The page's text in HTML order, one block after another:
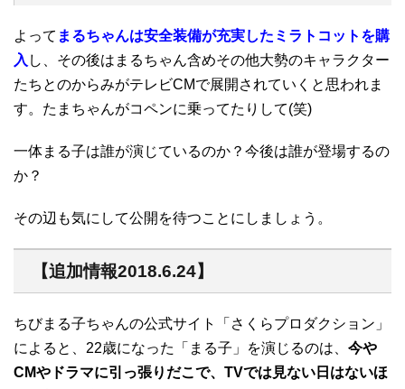
よって まるちゃんは安全装備が充実したミラトコットを購
入 し、その後はまるちゃん含めその他大勢のキャラクター
たちとのからみがテレビCMで展開されていくと思われま
す。たまちゃんがコペンに乗ってたりして(笑)
一体まる子は誰が演じているのか？今後は誰が登場するの
か？
その辺も気にして公開を待つことにしましょう。
【追加情報2018.6.24】
ちびまる子ちゃんの公式サイト「さくらプロダクション」
によると、22歳になった「まる子」を演じるのは、 今や
CMやドラマに引っ張りだこで、TVでは見ない日はないほ